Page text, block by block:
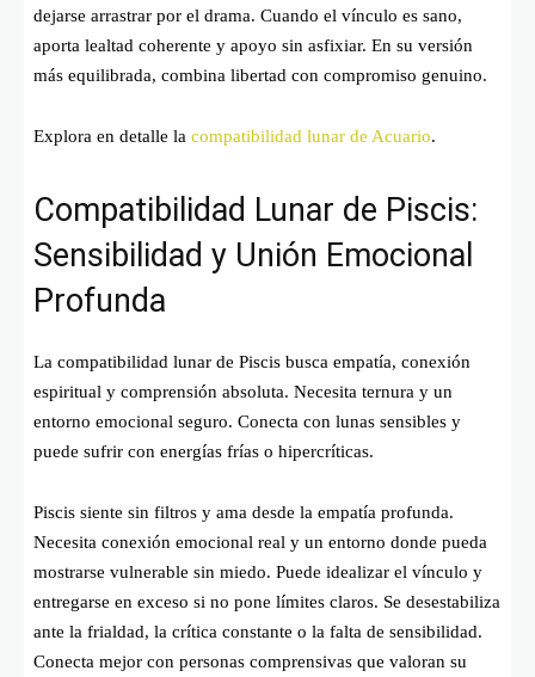
dejarse arrastrar por el drama. Cuando el vínculo es sano,
aporta lealtad coherente y apoyo sin asfixiar. En su versión
más equilibrada, combina libertad con compromiso genuino.
Explora en detalle la compatibilidad lunar de Acuario.
Compatibilidad Lunar de Piscis:
Sensibilidad y Unión Emocional
Profunda
La compatibilidad lunar de Piscis busca empatía, conexión
espiritual y comprensión absoluta. Necesita ternura y un
entorno emocional seguro. Conecta con lunas sensibles y
puede sufrir con energías frías o hipercríticas.
Piscis siente sin filtros y ama desde la empatía profunda.
Necesita conexión emocional real y un entorno donde pueda
mostrarse vulnerable sin miedo. Puede idealizar el vínculo y
entregarse en exceso si no pone límites claros. Se desestabiliza
ante la frialdad, la crítica constante o la falta de sensibilidad.
Conecta mejor con personas comprensivas que valoran su